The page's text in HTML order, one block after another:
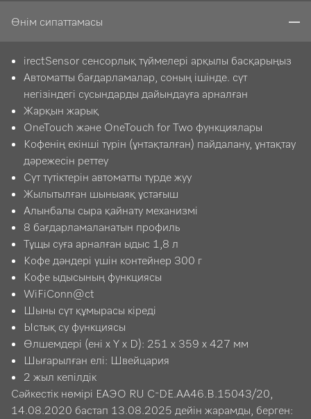
Өнім сипаттамасы
irectSensor сенсорлық түймелері арқылы басқарыңыз
Автоматты бағдарламалар, соның ішінде. сүт
негізіндегі сусындарды дайындауға арналған
Жарқын жарық
OneTouch және OneTouch for Two функциялары
Кофенің екінші түрін (ұнтақталған) пайдалану, ұнтақтау
дәрежесін реттеу
Сүт түтіктерін автоматты түрде жуу
Жылытылған шыныаяқ ұстағыш
Алынбалы сыра қайнату механизмі
8 бағдарламаланатын профиль
Тұщы суға арналған ыдыс 1,8 л
Кофе дәндері үшін контейнер 300 г
Кофе ыдысының функциясы
WiFiConn@ct
Шыны сүт құмырасы кіреді
Ыстық су функциясы
Өлшемдері (ені x Y x D): 251 x 359 x 427 мм
Шығарылған елі: Швейцария
2 жыл кепілдік
Сәйкестік нөмірі ЕАЭО RU C-DE.АА46.B.15043/20,
14.08.2020 бастап 13.08.2025 дейін жарамды, берген: